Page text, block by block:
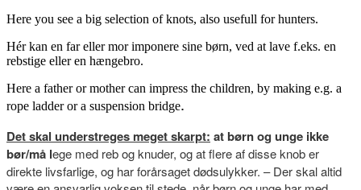
Here you see a big selection of knots, also usefull for hunters.
Hér kan en far eller mor imponere sine børn, ved at lave f.eks. en
rebstige eller en hængebro.
Here a father or mother can impress the children, by making e.g. a
rope ladder or a suspension bridge.
Det skal understreges meget skarpt: at børn og unge ikke
bør/må lege med reb og knuder, og at flere af disse knob er
direkte livsfarlige, og har forårsaget dødsulykker. – Der skal altid